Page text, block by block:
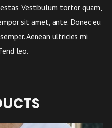
Vestibulum tortor quam,
sit amet, ante. Donec eu
Aenean ultricies mi
leo.